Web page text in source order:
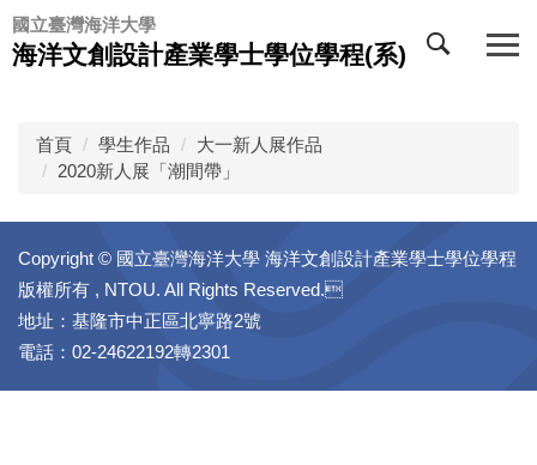
跳
到
主
國立臺灣海洋大學
海洋文創設計產業學士學位學程(系)
首頁 學生作品
大一新人展作品
2020新人展「潮間帶」
Copyright © 國立臺灣海洋大學 海洋文創設計產業學士學位學程
版權所有 , NTOU. All Rights Reserved.
地址：基隆市中正區北寧路2號
電話：02-24622192轉2301